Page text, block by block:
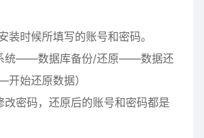
装时候所填写的账号和密码。
统——数据库备份/还原——数据还
始还原数据）
改密码，还原后的账号和密码都是